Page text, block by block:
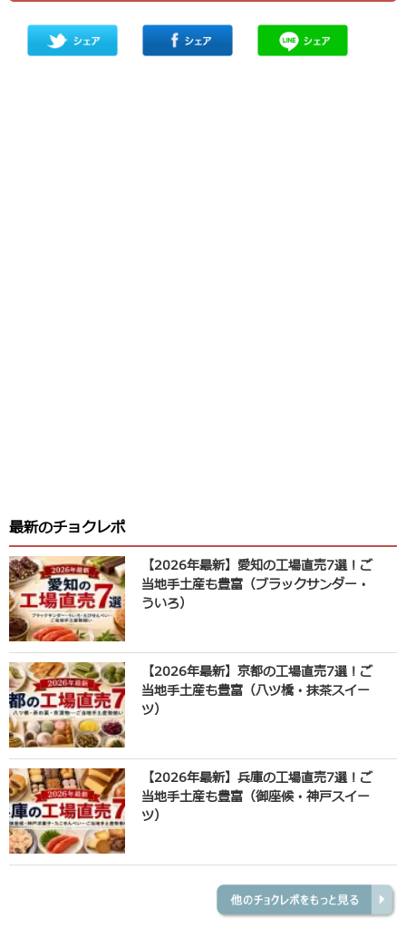
最新のチョクレポ
【2026年最新】愛知の工場直売7選！ご
当地手土産も豊富（ブラックサンダー・
ういろ）
【2026年最新】京都の工場直売7選！ご
当地手土産も豊富（八ツ橋・抹茶スイー
ツ）
【2026年最新】兵庫の工場直売7選！ご
当地手土産も豊富（御座候・神戸スイー
ツ）